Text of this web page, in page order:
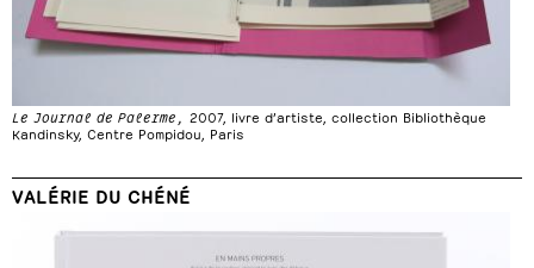
Le Journal de Palerme,
2007, livre d’artiste, collection Bibliothèque
Kandinsky, Centre Pompidou, Paris
VALÉRIE DU CHÉNÉ